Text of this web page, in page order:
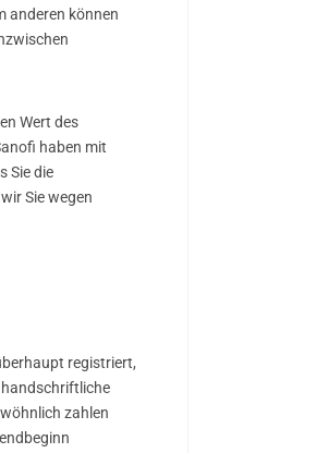
anderen können
Wert des
haben mit
Sie die
Sie wegen
registriert,
zahlen